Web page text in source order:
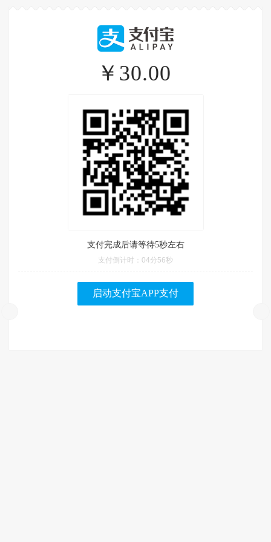
￥30.00
支付完成后请等待5秒左右
支付倒计时： 04分56秒
启动支付宝APP支付